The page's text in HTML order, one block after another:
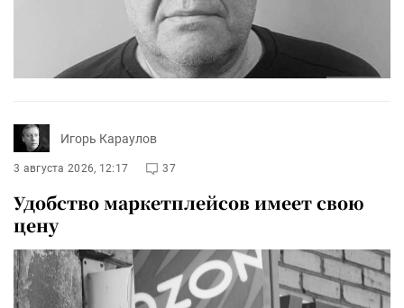
Игорь Караулов
3 августа 2026, 12:17 37
Удобство маркетплейсов имеет свою
цену